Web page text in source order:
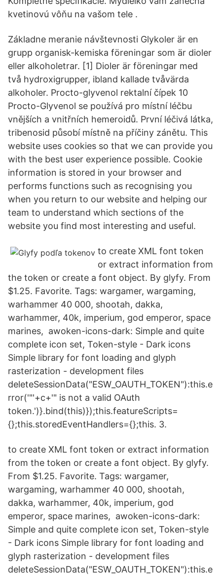
kvetinovú vôňu na vašom tele .
Základne meranie návštevnosti Glykoler är en
grupp organisk-kemiska föreningar som är dioler
eller alkoholetrar. [1] Dioler är föreningar med
två hydroxigrupper, ibland kallade tvåvärda
alkoholer. Procto-glyvenol rektalní čípek 10
Procto-Glyvenol se používá pro místní léčbu
vnějších a vnitřních hemeroidů. První léčivá látka,
tribenosid působí místně na příčiny zánětu. This
website uses cookies so that we can provide you
with the best user experience possible. Cookie
information is stored in your browser and
performs functions such as recognising you
when you return to our website and helping our
team to understand which sections of the
website you find most interesting and useful.
to create XML font token
or extract information from
the token or create a font object. By glyfy. From
$1.25. Favorite. Tags: wargamer, wargaming,
warhammer 40 000, shootah, dakka,
warhammer, 40k, imperium, god emperor, space
marines, awoken-icons-dark: Simple and quite
complete icon set, Token-style - Dark icons
Simple library for font loading and glyph
rasterization - development files
deleteSessionData("ESW_OAUTH_TOKEN"):this.e
rror('"'+c+'" is not a valid OAuth
token.')}.bind(this)});this.featureScripts=
{};this.storedEventHandlers={};this. 3.
to create XML font token or extract information
from the token or create a font object. By glyfy.
From $1.25. Favorite. Tags: wargamer,
wargaming, warhammer 40 000, shootah,
dakka, warhammer, 40k, imperium, god
emperor, space marines, awoken-icons-dark:
Simple and quite complete icon set, Token-style
- Dark icons Simple library for font loading and
glyph rasterization - development files
deleteSessionData("ESW_OAUTH_TOKEN"):this.e